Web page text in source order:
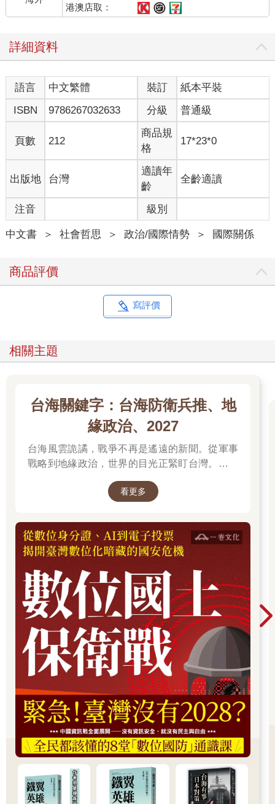
港澳店取：
詳細資料
語言 中文繁體 裝訂
紙本平裝
ISBN
9786267032633 分級 普通級
頁數 212
商品規
格
17*23*0
出版地 台灣
適讀年
齡
全齡適讀
注音 級別
中文書 ＞ 社會哲思 ＞ 政治/國際情勢 ＞ 國際關係
商品評價
寫評價
相關主題
台海關鍵字：台海防衛兵推、地
緣政治、2027
台海風雲詭譎，戰爭不再是遙遠的新聞。從軍事
戰略到地緣政治，世界的目光正緊盯台灣。我們
看更多